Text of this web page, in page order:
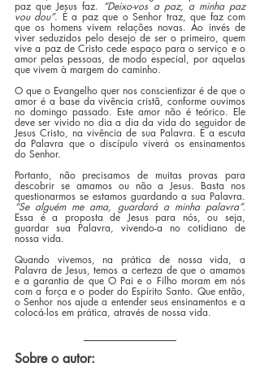
paz que Jesus faz. “Deixo-vos a paz, a minha paz
vou dou”. É a paz que o Senhor traz, que faz com
que os homens vivem relações novas. Ao invés de
viver seduzidos pelo desejo de ser o primeiro, quem
vive a paz de Cristo cede espaço para o serviço e o
amor pelas pessoas, de modo especial, por aquelas
que vivem à margem do caminho.
O que o Evangelho quer nos conscientizar é de que o
amor é a base da vivência cristã, conforme ouvimos
no domingo passado. Este amor não é teórico. Ele
deve ser vivido no dia a dia da vida do seguidor de
Jesus Cristo, na vivência de sua Palavra. É a escuta
da Palavra que o discípulo viverá os ensinamentos
do Senhor.
Portanto, não precisamos de muitas provas para
descobrir se amamos ou não a Jesus. Basta nos
“Se alguém me ama, guardará a minha palavra”.
Essa é a proposta de Jesus para nós, ou seja,
guardar sua Palavra, vivendo-a no cotidiano de
nossa vida.
Quando vivemos, na prática de nossa vida, a
Palavra de Jesus, temos a certeza de que o amamos
e a garantia de que O Pai e o Filho moram em nós
com a força e o poder do Espírito Santo. Que então,
o Senhor nos ajude a entender seus ensinamentos e a
colocá-los em prática, através de nossa vida.
Sobre o autor: